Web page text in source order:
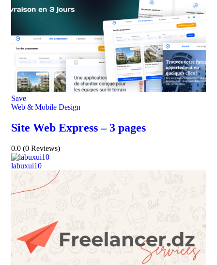
Save
Web & Mobile Design
Site Web Express – 3 pages
0.0 (0 Reviews)
labuxui10